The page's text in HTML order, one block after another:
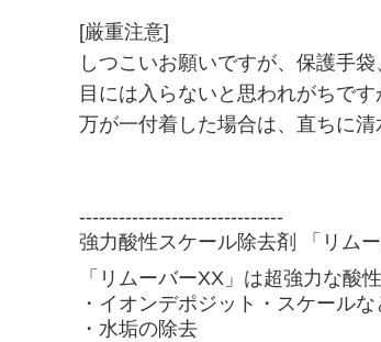
ガラス撥水剤 / ガラス研磨剤
内装コーティング
内窓クリーナー
鉄粉除去ネンド関連
コンパウンド関連
【クレンジング】 下処理-雨ジミ除去-保護
[厳重注意]
しつこいお願いですが、保護手
目には入らないと思われがちで
万が一付着した場合は、直ちに
-------------------------------
強力酸性スケール除去剤 「リム
「リムーバーXX」は超強力な酸
・イオンデポジット・スケール
・水垢の除去